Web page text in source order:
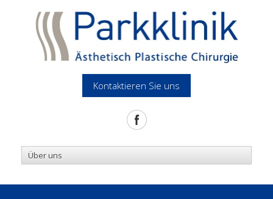
Kontaktieren Sie uns